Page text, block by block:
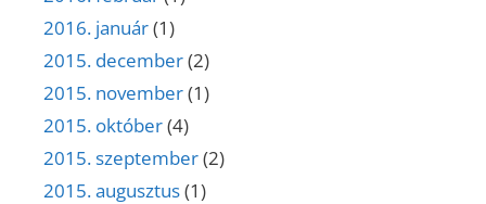
2016. január(1)
2015. december(2)
2015. november(1)
2015. október(4)
2015. szeptember(2)
2015. augusztus(1)